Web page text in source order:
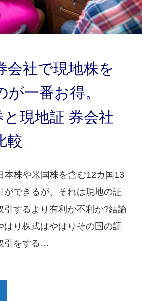
会社で現地株を
一番お得。
と現地証 券会社
較
本株や米国株を含む12カ国13
ができるが、それは現地の証
引するより有利か不利か?結論
はり株式はやはりその国の証
引をする…